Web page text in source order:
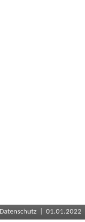
Datenschutz | 01.01.2022